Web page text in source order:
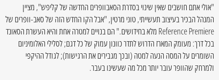
"אולי אתם חושבים שאין שינוי בסדרת הסאבוופרים החדשה של קליפש", מציין
המנהל הבכיר בעיצוב תעשייתי, טוני מרטין, "אבל הקו החדש הזה של סאב-וופרים של
Reference Premiere מלא בחידושים." הם בנויים למטרה אחת והיא העשרת הסאונד
בכל דרך: מעומק המארז הדרוש לתדר כוונון עמוק של כל דגם; לסלילי האלומיניום
השומרים על המסה הנעה למטה (ובכך מגבירים את הרגישות); לגודל ההיקפי
ולמרחק שהוופר עובר יותר מכל מה שעשינו בעבר.